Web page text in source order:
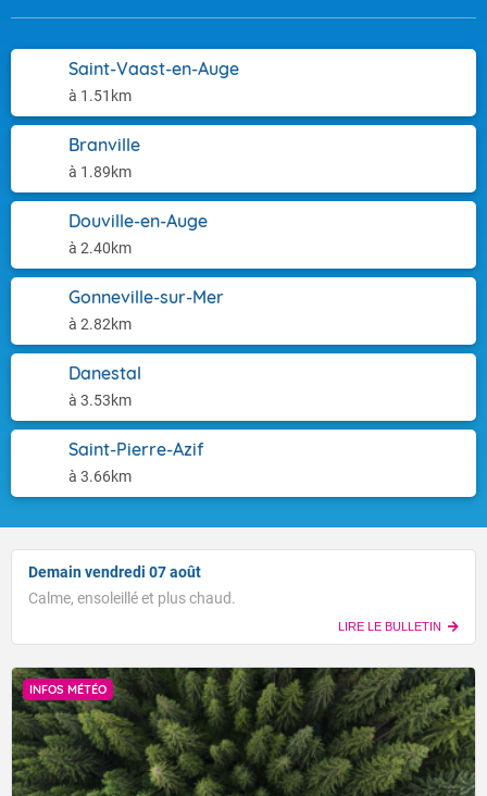
Saint-Vaast-en-Auge
à 1.51km
Branville
à 1.89km
Douville-en-Auge
à 2.40km
Gonneville-sur-Mer
à 2.82km
Danestal
à 3.53km
Saint-Pierre-Azif
à 3.66km
Demain vendredi 07 août
Calme, ensoleillé et plus chaud.
LIRE LE BULLETIN
INFOS MÉTÉO